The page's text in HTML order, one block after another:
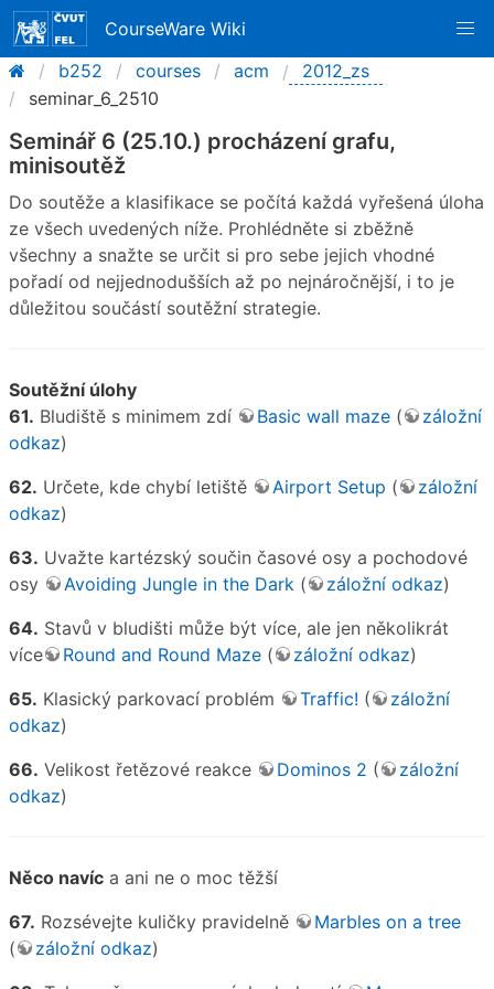
CourseWare Wiki
b252
courses acm
2012_zs
seminar_6_2510
Seminář 6 (25.10.) procházení grafu,
minisoutěž
Do soutěže a klasifikace se počítá každá vyřešená úloha
ze všech uvedených níže. Prohlédněte si zběžně
všechny a snažte se určit si pro sebe jejich vhodné
pořadí od nejjednodušších až po nejnáročnější, i to je
důležitou součástí soutěžní strategie.
Soutěžní úlohy
61. Bludiště s minimem zdí Basic wall maze (
záložní
odkaz)
62. Určete, kde chybí letiště Airport Setup (
záložní
odkaz)
63. Uvažte kartézský součin časové osy a pochodové
osy
Avoiding Jungle in the Dark ( záložní odkaz)
64. Stavů v bludišti může být více, ale jen několikrát
více
Round and Round Maze ( záložní odkaz)
65. Klasický parkovací problém Traffic! (
záložní
odkaz)
66. Velikost řetězové reakce Dominos 2 (
záložní
odkaz)
Něco navíc a ani ne o moc těžší
67. Rozsévejte kuličky pravidelně
Marbles on a tree
(
záložní odkaz)